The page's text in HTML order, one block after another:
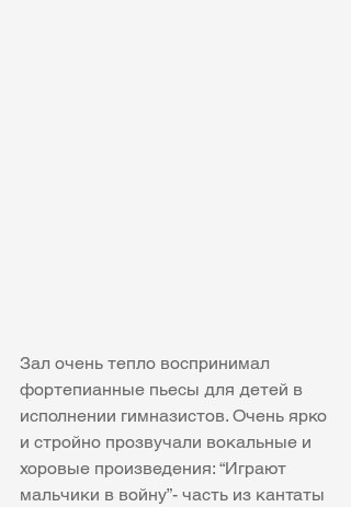
Зал очень тепло воспринимал
фортепианные пьесы для детей в
исполнении гимназистов. Очень ярко
и стройно прозвучали вокальные и
хоровые произведения: “Играют
мальчики в войну”- часть из кантаты